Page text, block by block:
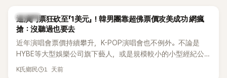
嘆。
K-POP
巡演門票狂砍至「1美元」！韓男團靠超佛票價攻美成功 網瘋
搶：沒聽過也要去
近年演唱會票價持續攀升，K-POP演唱會也不例外。不論是
HYBE等大型娛樂公司旗下藝人，或是規模較小的小型經紀公
司，偶爾都會引發粉絲對票價過高的抱怨，甚至直呼「太不合
K氏鄉民 1 天前